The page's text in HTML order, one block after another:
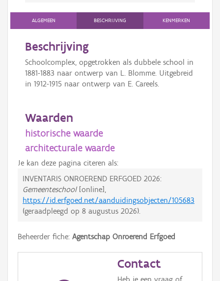
ALGEMEEN BESCHRIJVING KENMERKEN
Beschrijving
Schoolcomplex, opgetrokken als dubbele school in
1881-1883 naar ontwerp van L. Blomme. Uitgebreid
in 1912-1915 naar ontwerp van E. Careels.
Waarden
historische waarde
architecturale waarde
Je kan deze pagina citeren als:
INVENTARIS ONROEREND ERFGOED 2026:
Gemeenteschool[online],
https://id.erfgoed.net/aanduidingsobjecten/105683
(geraadpleegd op 8 augustus 2026).
Beheerder fiche: Agentschap Onroerend Erfgoed
Contact